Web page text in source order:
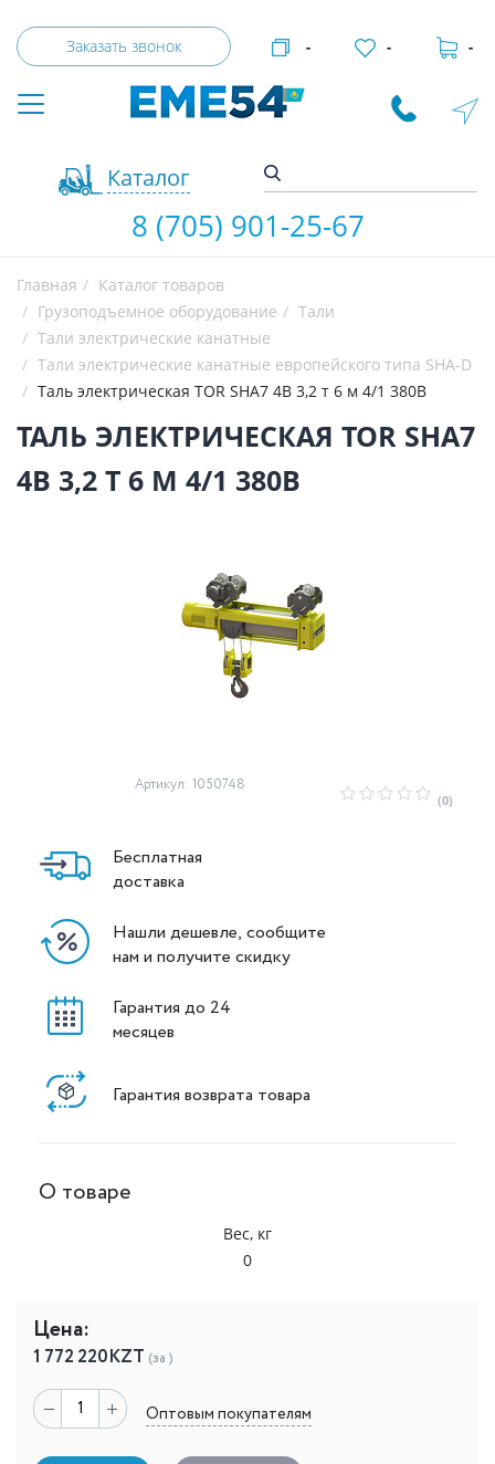
Заказать звонок
Каталог
- - -
8 (705) 901-25-67
Главная
Каталог товаров
Грузоподъемное оборудование
Тали
Тали электрические канатные
Тали электрические канатные европейского типа SHA-D
Таль электрическая TOR SHA7 4B 3,2 т 6 м 4/1 380В
ТАЛЬ ЭЛЕКТРИЧЕСКАЯ TOR SHA7
4B 3,2 Т 6 М 4/1 380В
Артикул: 1050748
(0)
Бесплатная
доставка
Нашли дешевле, сообщите
нам и получите скидку
Гарантия до 24
месяцев
Гарантия возврата товара
О товаре
Вес, кг
0
Цена:
1 772 220KZT (за )
Оптовым покупателям